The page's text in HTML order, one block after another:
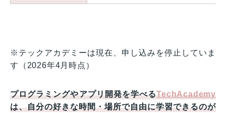
※テックアカデミーは現在、申し込みを停止していま
す（2026年4月時点）
プログラミングやアプリ開発を学べるTechAcademy
は、自分の好きな時間・場所で自由に学習できるのが